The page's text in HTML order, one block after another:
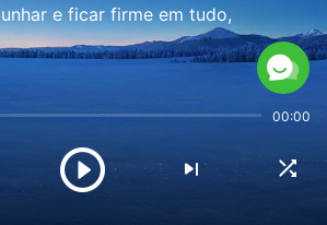
e ficar firme em tudo,
realmente que
II
00:00